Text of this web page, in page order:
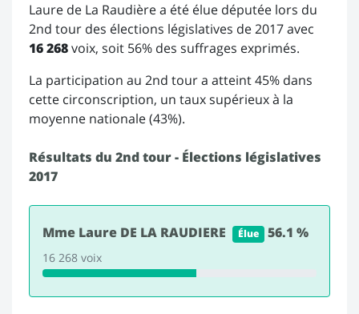
Laure de La Raudière a été élue députée lors du
2nd tour des élections législatives de 2017 avec
16 268voix, soit 56% des suffrages exprimés.
La participation au 2nd tour a atteint 45% dans
cette circonscription, un taux supérieux à la
moyenne nationale (43%).
Résultats du 2nd tour - Élections législatives
2017
Mme Laure DE LA RAUDIERE Élue 56.1 %
16 268 voix